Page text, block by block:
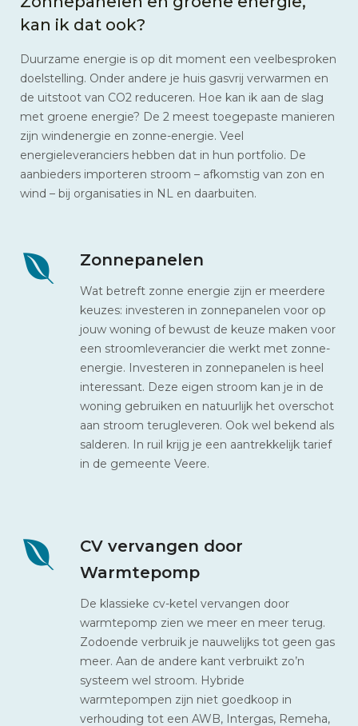
kan ik dat ook?
Duurzame energie is op dit moment een veelbesproken
doelstelling. Onder andere je huis gasvrij verwarmen en
de uitstoot van CO2 reduceren. Hoe kan ik aan de slag
met groene energie? De 2 meest toegepaste manieren
zijn windenergie en zonne-energie. Veel
energieleveranciers hebben dat in hun portfolio. De
aanbieders importeren stroom – afkomstig van zon en
wind – bij organisaties in NL en daarbuiten.
Zonnepanelen
Wat betreft zonne energie zijn er meerdere
keuzes: investeren in zonnepanelen voor op
jouw woning of bewust de keuze maken voor
een stroomleverancier die werkt met zonne-
energie. Investeren in zonnepanelen is heel
interessant. Deze eigen stroom kan je in de
woning gebruiken en natuurlijk het overschot
aan stroom terugleveren. Ook wel bekend als
salderen. In ruil krijg je een aantrekkelijk tarief
in de gemeente Veere.
CV vervangen door
Warmtepomp
De klassieke cv-ketel vervangen door
warmtepomp zien we meer en meer terug.
Zodoende verbruik je nauwelijks tot geen gas
meer. Aan de andere kant verbruikt zo’n
systeem wel stroom. Hybride
warmtepompen zijn niet goedkoop in
verhouding tot een AWB, Intergas, Remeha,